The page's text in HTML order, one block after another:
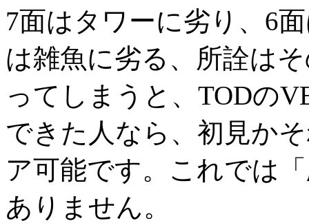
7面はタワーに劣り、6
は雑魚に劣る、所詮は
ってしまうと、TODの
できた人なら、初見か
ア可能です。これでは
ありません。